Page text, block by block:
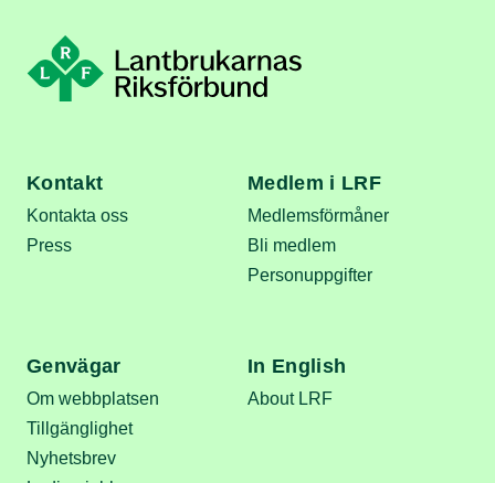
Kontakt
Kontakta oss
Press
Medlem i LRF
Medlemsförmåner
Bli medlem
Personuppgifter
Genvägar
Om webbplatsen
Tillgänglighet
Nyhetsbrev
In English
About LRF